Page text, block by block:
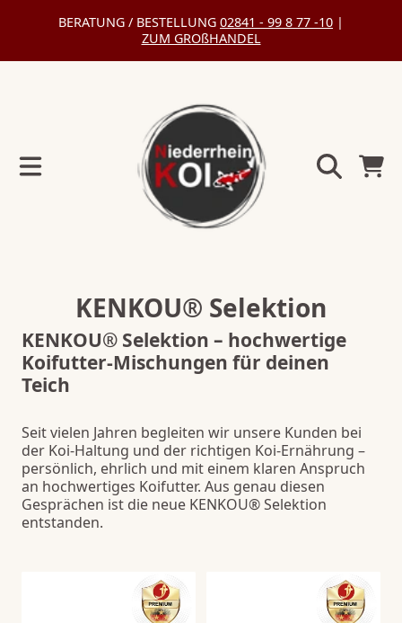
DIREKT ZUM INHALT
BERATUNG / BESTELLUNG 02841 - 99 8 77 -10 |
ZUM GROßHANDEL
Kollektion:
KENKOU® Selektion
KENKOU® Selektion – hochwertige
Koifutter-Mischungen für deinen
Teich
Seit vielen Jahren begleiten wir unsere Kunden bei
der Koi-Haltung und der richtigen Koi-Ernährung –
persönlich, ehrlich und mit einem klaren Anspruch
an hochwertiges Koifutter. Aus genau diesen
Gesprächen ist die neue KENKOU® Selektion
entstanden.